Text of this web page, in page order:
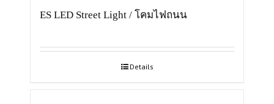
ES LED Street Light / โคมไฟถนน
Details